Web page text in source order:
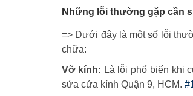
Những lỗi thường gặp cần
=> Dưới đây là một số lỗi
chữa:
Vỡ kính: Là lỗi phổ biến khi
sửa cửa kính Quận 9, HCM.